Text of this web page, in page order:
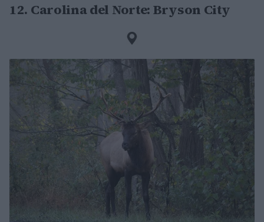
12. Carolina del Norte: Bryson City